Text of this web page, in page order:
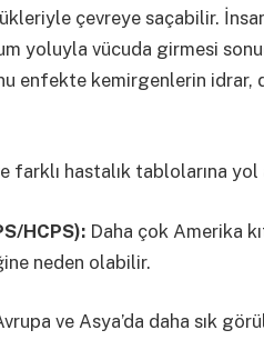
çevreye saçabilir.
yoluyla vücuda girmesi
enfekte kemirgenlerin idrar,
hastalık tablolarına yol
HCPS): Daha çok Amerika
neden olabilir.
ve Asya’da daha sık